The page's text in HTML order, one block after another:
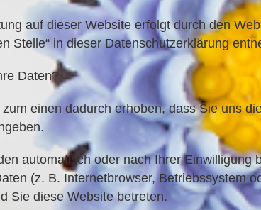
auf dieser Website erfolgt durch den
Stelle“ in dieser Datenschutzerklärung
Daten?
einen dadurch erhoben, dass Sie uns
automatisch oder nach Ihrer
(z. B. Internetbrowser, Betriebssystem
Sie diese Website betreten.